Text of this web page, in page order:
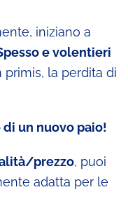
iniziano a
e volentieri
primis, la perdita di
un nuovo paio!
prezzo, puoi
adatta per le